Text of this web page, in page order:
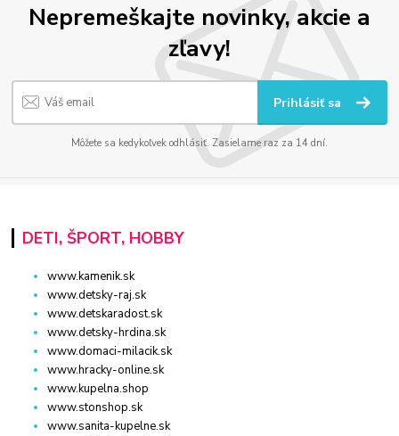
Nepremeškajte novinky, akcie a
zľavy!
Prihlásiť sa
Môžete sa kedykoľvek odhlásiť. Zasielame raz za 14 dní.
DETI, ŠPORT, HOBBY
www.kamenik.sk
www.detsky-raj.sk
www.detskaradost.sk
www.detsky-hrdina.sk
www.domaci-milacik.sk
www.hracky-online.sk
www.kupelna.shop
www.stonshop.sk
www.sanita-kupelne.sk